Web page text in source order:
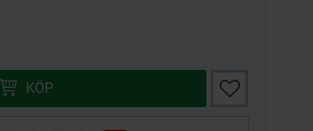
KÖP Lägg till i